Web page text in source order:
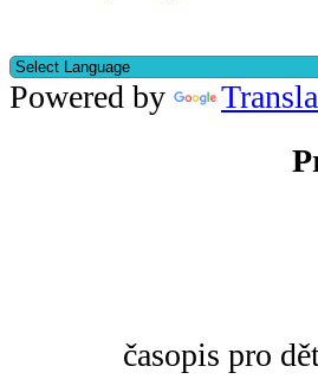
Powered by
časopis pro